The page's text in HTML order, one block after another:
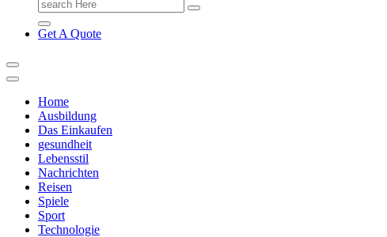
for:
Get A Quote
Home
Ausbildung
Das Einkaufen
gesundheit
Lebensstil
Nachrichten
Reisen
Spiele
Sport
Technologie